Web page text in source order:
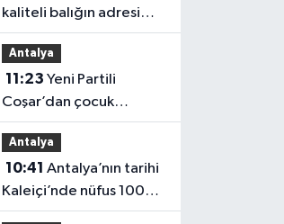
kaliteli balığın adresi
Düden Balık Çarşısı oldu
Antalya
11:23
Coşar’dan çocuk
yasasına tepki
Antalya
10:41
Kaleiçi’nde nüfus 100
katına çıkıyor